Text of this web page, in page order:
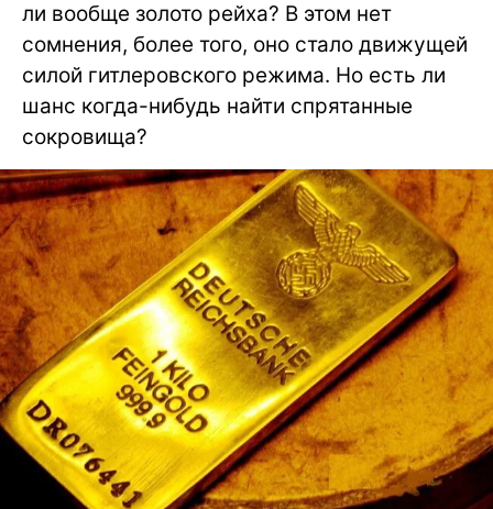
ли вообще золото рейха? В этом нет
сомнения, более того, оно стало движущей
силой гитлеровского режима. Но есть ли
шанс когда-нибудь найти спрятанные
сокровища?